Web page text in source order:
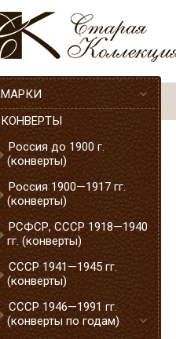
МАРКИ
КОНВЕРТЫ
Россия до 1900 г.
(конверты)
Россия 1900—1917 гг.
(конверты)
РСФСР, СССР 1918—1940
гг. (конверты)
СССР 1941—1945 гг.
(конверты)
СССР 1946—1991 гг.
(конверты по годам)